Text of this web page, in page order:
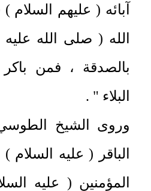
آبائه ( عليهم
الله ( صلى الله عليه
بالصدقة ، فمن باكر
البلاء " .
وروى الشيخ
الباقر ( عليه السلام
المؤمنين ( عليه